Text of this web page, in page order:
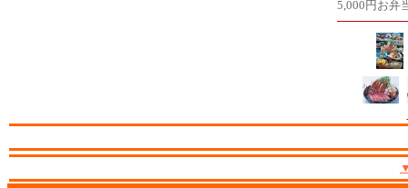
5,000円お弁